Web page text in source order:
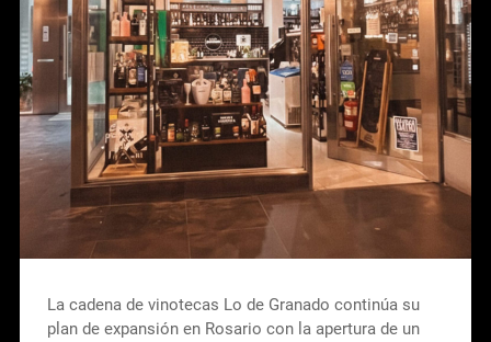
La cadena de vinotecas Lo de Granado continúa su
plan de expansión en Rosario con la apertura de un